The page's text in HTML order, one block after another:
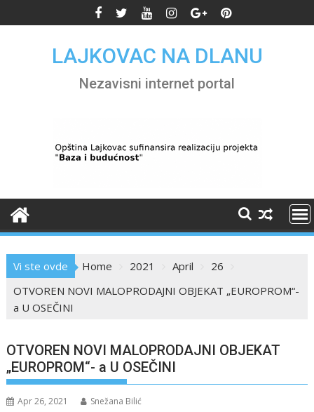
to
LAJKOVAC NA DLANU
Nezavisni internet portal
Vi ste ovde Home 2021 April
26
OTVOREN NOVI MALOPRODAJNI OBJEKAT „EUROPROM“-
a U OSEČINI
OTVOREN NOVI MALOPRODAJNI OBJEKAT
„EUROPROM“- a U OSEČINI
Apr 26, 2021 Snežana Bilić